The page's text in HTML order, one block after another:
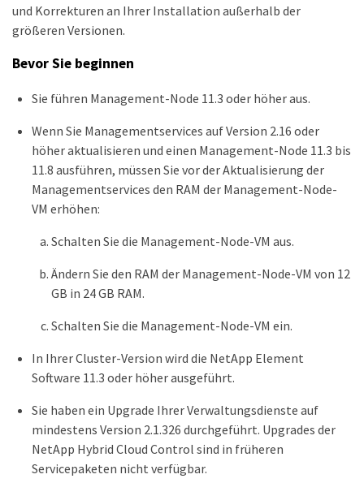
und Korrekturen an Ihrer Installation außerhalb der
größeren Versionen.
Bevor Sie beginnen
Sie führen Management-Node 11.3 oder höher aus.
Wenn Sie Managementservices auf Version 2.16 oder
höher aktualisieren und einen Management-Node 11.3 bis
11.8 ausführen, müssen Sie vor der Aktualisierung der
Managementservices den RAM der Management-Node-
VM erhöhen:
Schalten Sie die Management-Node-VM aus.
Ändern Sie den RAM der Management-Node-VM von 12
GB in 24 GB RAM.
Schalten Sie die Management-Node-VM ein.
In Ihrer Cluster-Version wird die NetApp Element
Software 11.3 oder höher ausgeführt.
Sie haben ein Upgrade Ihrer Verwaltungsdienste auf
mindestens Version 2.1.326 durchgeführt. Upgrades der
NetApp Hybrid Cloud Control sind in früheren
Servicepaketen nicht verfügbar.